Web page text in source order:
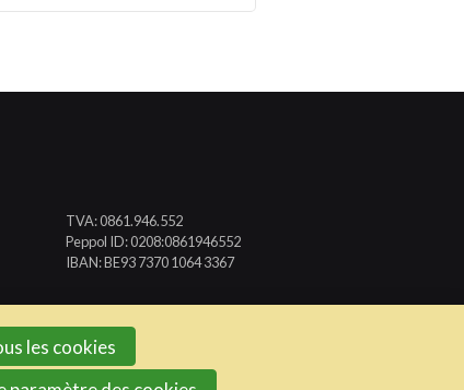
TVA: 0861.946.552
Peppol ID: 0208:0861946552
IBAN: BE93 7370 1064 3367
les cookies